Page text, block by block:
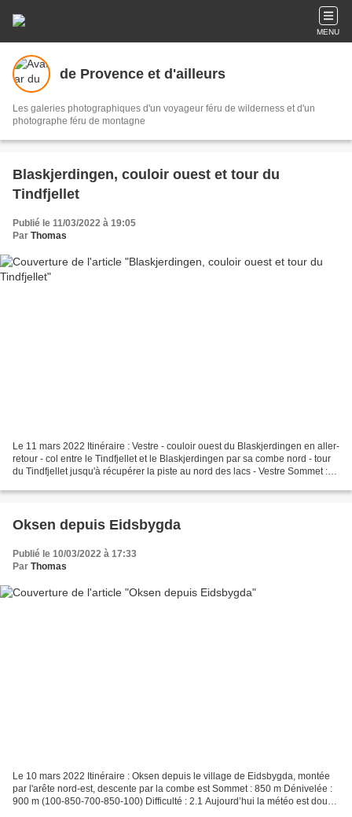
MENU
de Provence et d'ailleurs
Les galeries photographiques d'un voyageur féru de wilderness et d'un
photographe féru de montagne
Blaskjerdingen, couloir ouest et tour du
Tindfjellet
Publié le 11/03/2022 à 19:05
Par Thomas
Le 11 mars 2022 Itinéraire : Vestre - couloir ouest du Blaskjerdingen en aller-
retour - col entre le Tindfjellet et le Blaskjerdingen par sa combe nord - tour
du Tindfjellet jusqu'à récupérer la piste au nord des lacs - Vestre Sommet :
Oksen depuis Eidsbygda
Publié le 10/03/2022 à 17:33
Par Thomas
Le 10 mars 2022 Itinéraire : Oksen depuis le village de Eidsbygda, montée
par l'arête nord-est, descente par la combe est Sommet : 850 m Dénivelée :
900 m (100-850-700-850-100) Difficulté : 2.1 Aujourd’hui la météo est douce